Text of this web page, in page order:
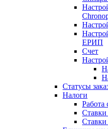
ЕРИП
Счет
Статусы
Налоги
Работа